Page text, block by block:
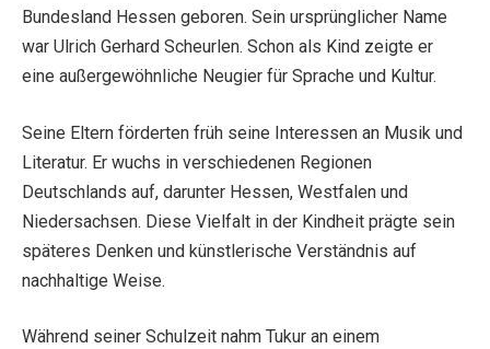
Bundesland Hessen geboren. Sein ursprünglicher Name
war Ulrich Gerhard Scheurlen. Schon als Kind zeigte er
eine außergewöhnliche Neugier für Sprache und Kultur.
Seine Eltern förderten früh seine Interessen an Musik und
Literatur. Er wuchs in verschiedenen Regionen
Deutschlands auf, darunter Hessen, Westfalen und
Niedersachsen. Diese Vielfalt in der Kindheit prägte sein
späteres Denken und künstlerische Verständnis auf
nachhaltige Weise.
Während seiner Schulzeit nahm Tukur an einem